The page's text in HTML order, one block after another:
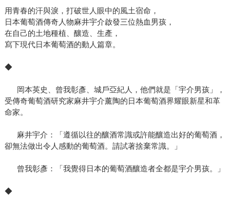
用青春的汗與淚，打破世人眼中的風土宿命，
日本葡萄酒傳奇人物麻井宇介啟發三位熱血男孩，
在自己的土地種植、釀造、生產，
寫下現代日本葡萄酒的動人篇章。
◆
岡本英史、曾我彰彥、城戶亞紀人，他們就是「宇介男孩」，
受傳奇葡萄酒研究家麻井宇介薰陶的日本葡萄酒界耀眼新星和革
命家。
麻井宇介：「遵循以往的釀酒常識或許能釀造出好的葡萄酒，
卻無法做出令人感動的葡萄酒。請試著捨棄常識。」
曾我彰彥：「我覺得日本的葡萄酒釀造者全都是宇介男孩。」
◆